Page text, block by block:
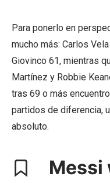
Para ponerlo en
mucho más: Carlos
Giovinco 61, mientras
Martínez y Robbie
tras 69 o más
partidos de diferencia,
absoluto.
Messi